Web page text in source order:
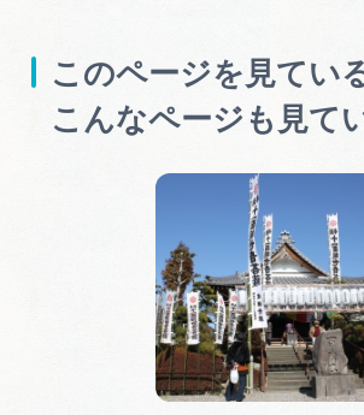
このページを見てい
こんなページも見て